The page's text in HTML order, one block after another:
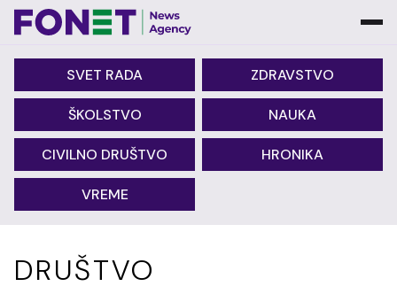
SVET RADA ZDRAVSTVO
ŠKOLSTVO NAUKA
CIVILNO DRUŠTVO HRONIKA
VREME
DRUŠTVO